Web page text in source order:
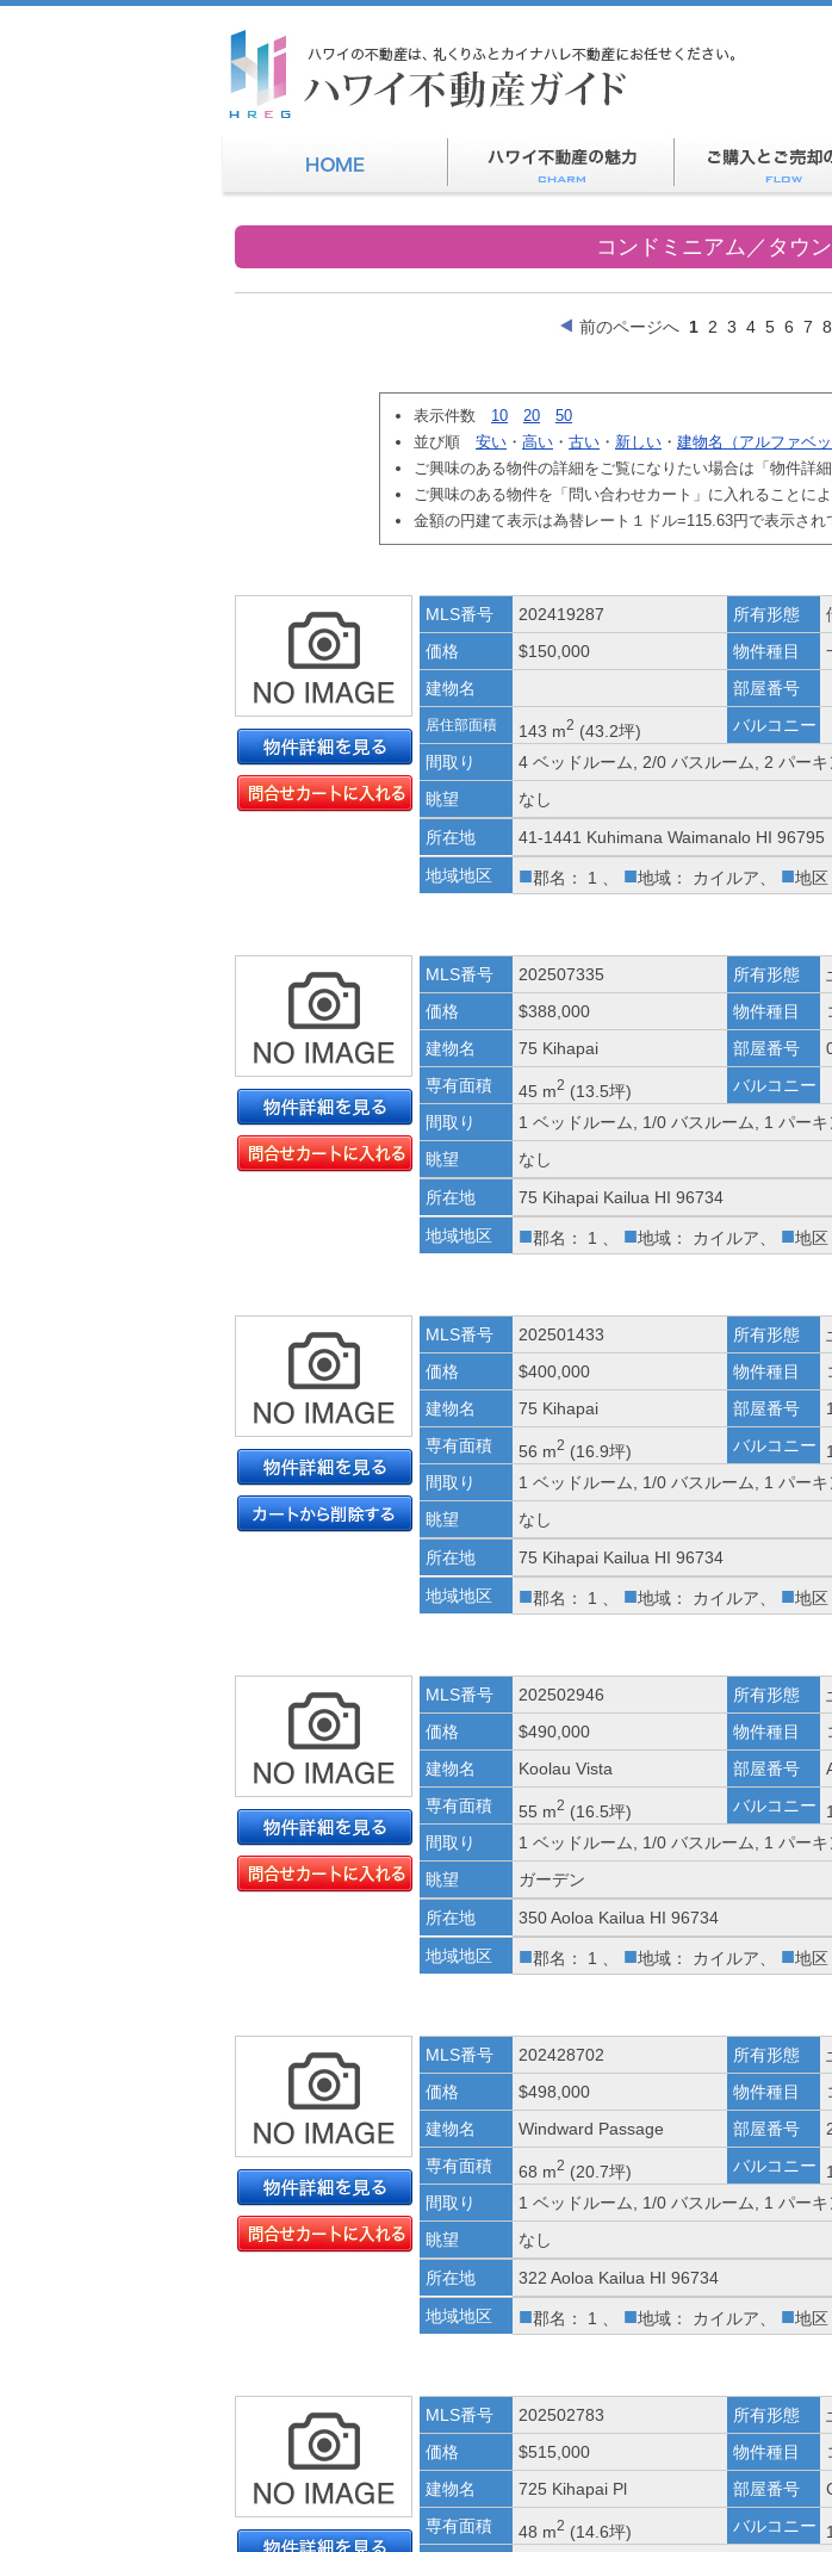
コンドミニアム／タウ
前のページへ 1 2 3 4 5 6 7 8
表示件数 10 20
50
並び順 安い ・ 高い ・ 古い ・ 新しい ・ 建物名（アルファベッ
ご興味のある物件の詳細をご覧になりたい場合は「物件詳
ご興味のある物件を「問い合わせカート」に入れることに
金額の円建て表示は為替レート１ドル=115.63円で表示され
MLS番号 202419287 所有形態
価格
$150,000 物件種目
建物名
部屋番号
居住部面積 143 m2 (43.2坪) バルコニー
間取り
4 ベッドルーム, 2/0 バスルーム, 2 パーキ
眺望
なし
所在地
41-1441 Kuhimana Waimanalo HI 96795
地域地区
■郡名： 1 、 ■地域： カイルア、 ■地区
MLS番号 202507335 所有形態
価格
$388,000 物件種目
建物名
75 Kihapai 部屋番号
専有面積
45 m2 (13.5坪) バルコニー
間取り
1 ベッドルーム, 1/0 バスルーム, 1 パーキ
眺望
なし
所在地
75 Kihapai Kailua HI 96734
地域地区
■郡名： 1 、 ■地域： カイルア、 ■地区
MLS番号 202501433 所有形態
価格
$400,000 物件種目
建物名
75 Kihapai 部屋番号
専有面積
56 m2 (16.9坪) バルコニー
間取り
1 ベッドルーム, 1/0 バスルーム, 1 パーキ
眺望
なし
所在地
75 Kihapai Kailua HI 96734
地域地区
■郡名： 1 、 ■地域： カイルア、 ■地区
MLS番号 202502946 所有形態
価格
$490,000 物件種目
建物名
Koolau Vista 部屋番号
専有面積
55 m2 (16.5坪) バルコニー
間取り
1 ベッドルーム, 1/0 バスルーム, 1 パーキ
眺望
ガーデン
所在地
350 Aoloa Kailua HI 96734
地域地区
■郡名： 1 、 ■地域： カイルア、 ■地区
MLS番号 202428702 所有形態
価格
$498,000 物件種目
建物名
Windward Passage 部屋番号
専有面積
68 m2 (20.7坪) バルコニー
間取り
1 ベッドルーム, 1/0 バスルーム, 1 パーキ
眺望
なし
所在地
322 Aoloa Kailua HI 96734
地域地区
■郡名： 1 、 ■地域： カイルア、 ■地区
MLS番号 202502783 所有形態
価格
$515,000 物件種目
建物名
725 Kihapai Pl 部屋番号
専有面積
48 m2 (14.6坪) バルコニー